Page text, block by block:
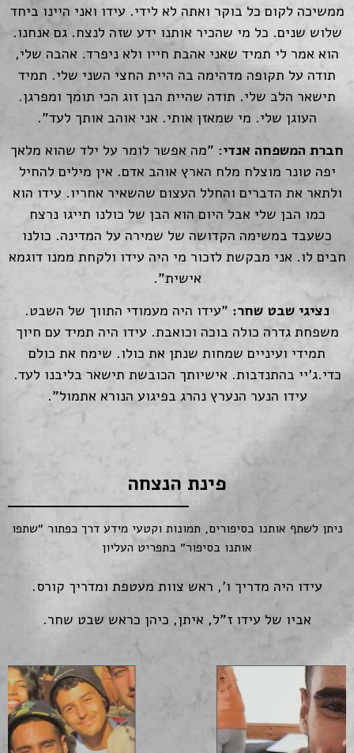
ממשיכה לקום כל בוקר ואתה לא לידי. עידו ואני היינו ביחד
שלוש שנים. כל מי שהכיר אותנו ידע שזה לנצח. גם אנחנו.
הוא אמר לי תמיד שאני אהבת חייו ולא ניפרד. אהבה שלי,
תודה על תקופה מדהימה בה היית החצי השני שלי. תמיד
תישאר הלב שלי. תודה שהיית הבן זוג הכי תומך ומפרגן.
העוגן שלי. מי שמאזן אותי. אני אוהב אותך לעד".
חברת המשפחה אנדי: "מה אפשר לומר על ילד שהוא מלאך
יפה טונר מוצלח מלח הארץ אוהב אדם. אין מילים להחיל
ולתאר את הדברים והחלל העצום שהשאיר אחריו. עידו הוא
כמו הבן שלי אבל היום הוא הבן של כולנו תייגו נרצח
כשעבד במשימה הקדושה של שמירה על המדינה. כולנו
חבים לו. אני מבקשת לזכור מי היה עידו ולקחת ממנו דוגמא
אישית".
נציגי שבט שחר:"עידו היה מעמודי התווך של השבט.
משפחת גדרה כולה בוכה וכואבת. עידו היה תמיד עם חיוך
תמידי ועיניים שמחות שנתן את כולו. שימח את כולם
כדי.ג'יי בהתנדבות. אישיותך הכובשת תישאר בליבנו לעד.
עידו הנער הנערץ נהרג בפיגוע הנורא אתמול".
פינת הנצחה
ניתן לשתף אותנו בסיפורים, תמונות וקטעי מידע דרך כפתור ״שתפו
אותנו בסיפור״ בתפריט העליון
עידו היה מדריך ו', ראש צוות מעטפת ומדריך קורס.
אביו של עידו ז"ל, איתן, כיהן כראש שבט שחר.